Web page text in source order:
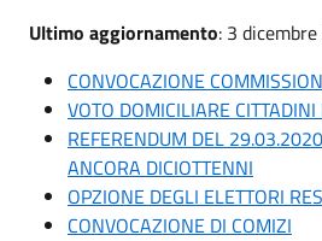
Ultimo aggiornamento: 3
CONVOCAZIONE
VOTO DOMICILIARE
REFERENDUM DEL
ANCORA DICIOTTENNI
OPZIONE DEGLI ELETTORI
CONVOCAZIONE DI COMIZI